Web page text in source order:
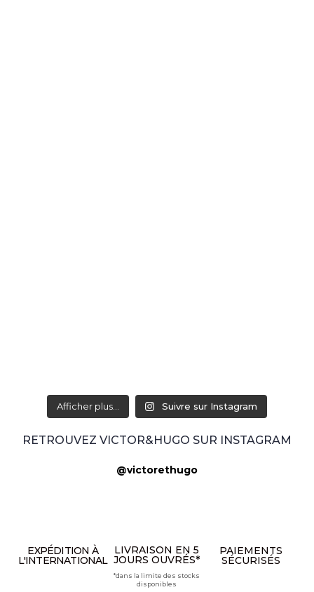
Afficher plus... Suivre sur Instagram
RETROUVEZ VICTOR&HUGO SUR INSTAGRAM
@victorethugo
EXPÉDITION À
L'INTERNATIONAL
LIVRAISON EN 5
JOURS OUVRÉS*
*dans la limite des stocks
disponibles
PAIEMENTS
SÉCURISÉS